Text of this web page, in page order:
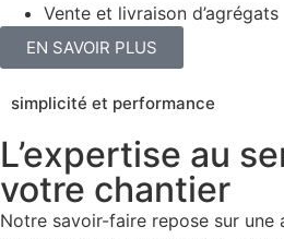
Vente et livraison d’agrégats
EN SAVOIR PLUS
simplicité et performance
L’expertise au
votre chantier
Notre savoir-faire repose sur une